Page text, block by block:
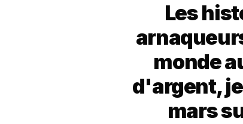
Les
monde
d'argent,
mars